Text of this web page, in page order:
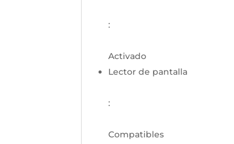
:
Activado
Lector de pantalla
:
Compatibles